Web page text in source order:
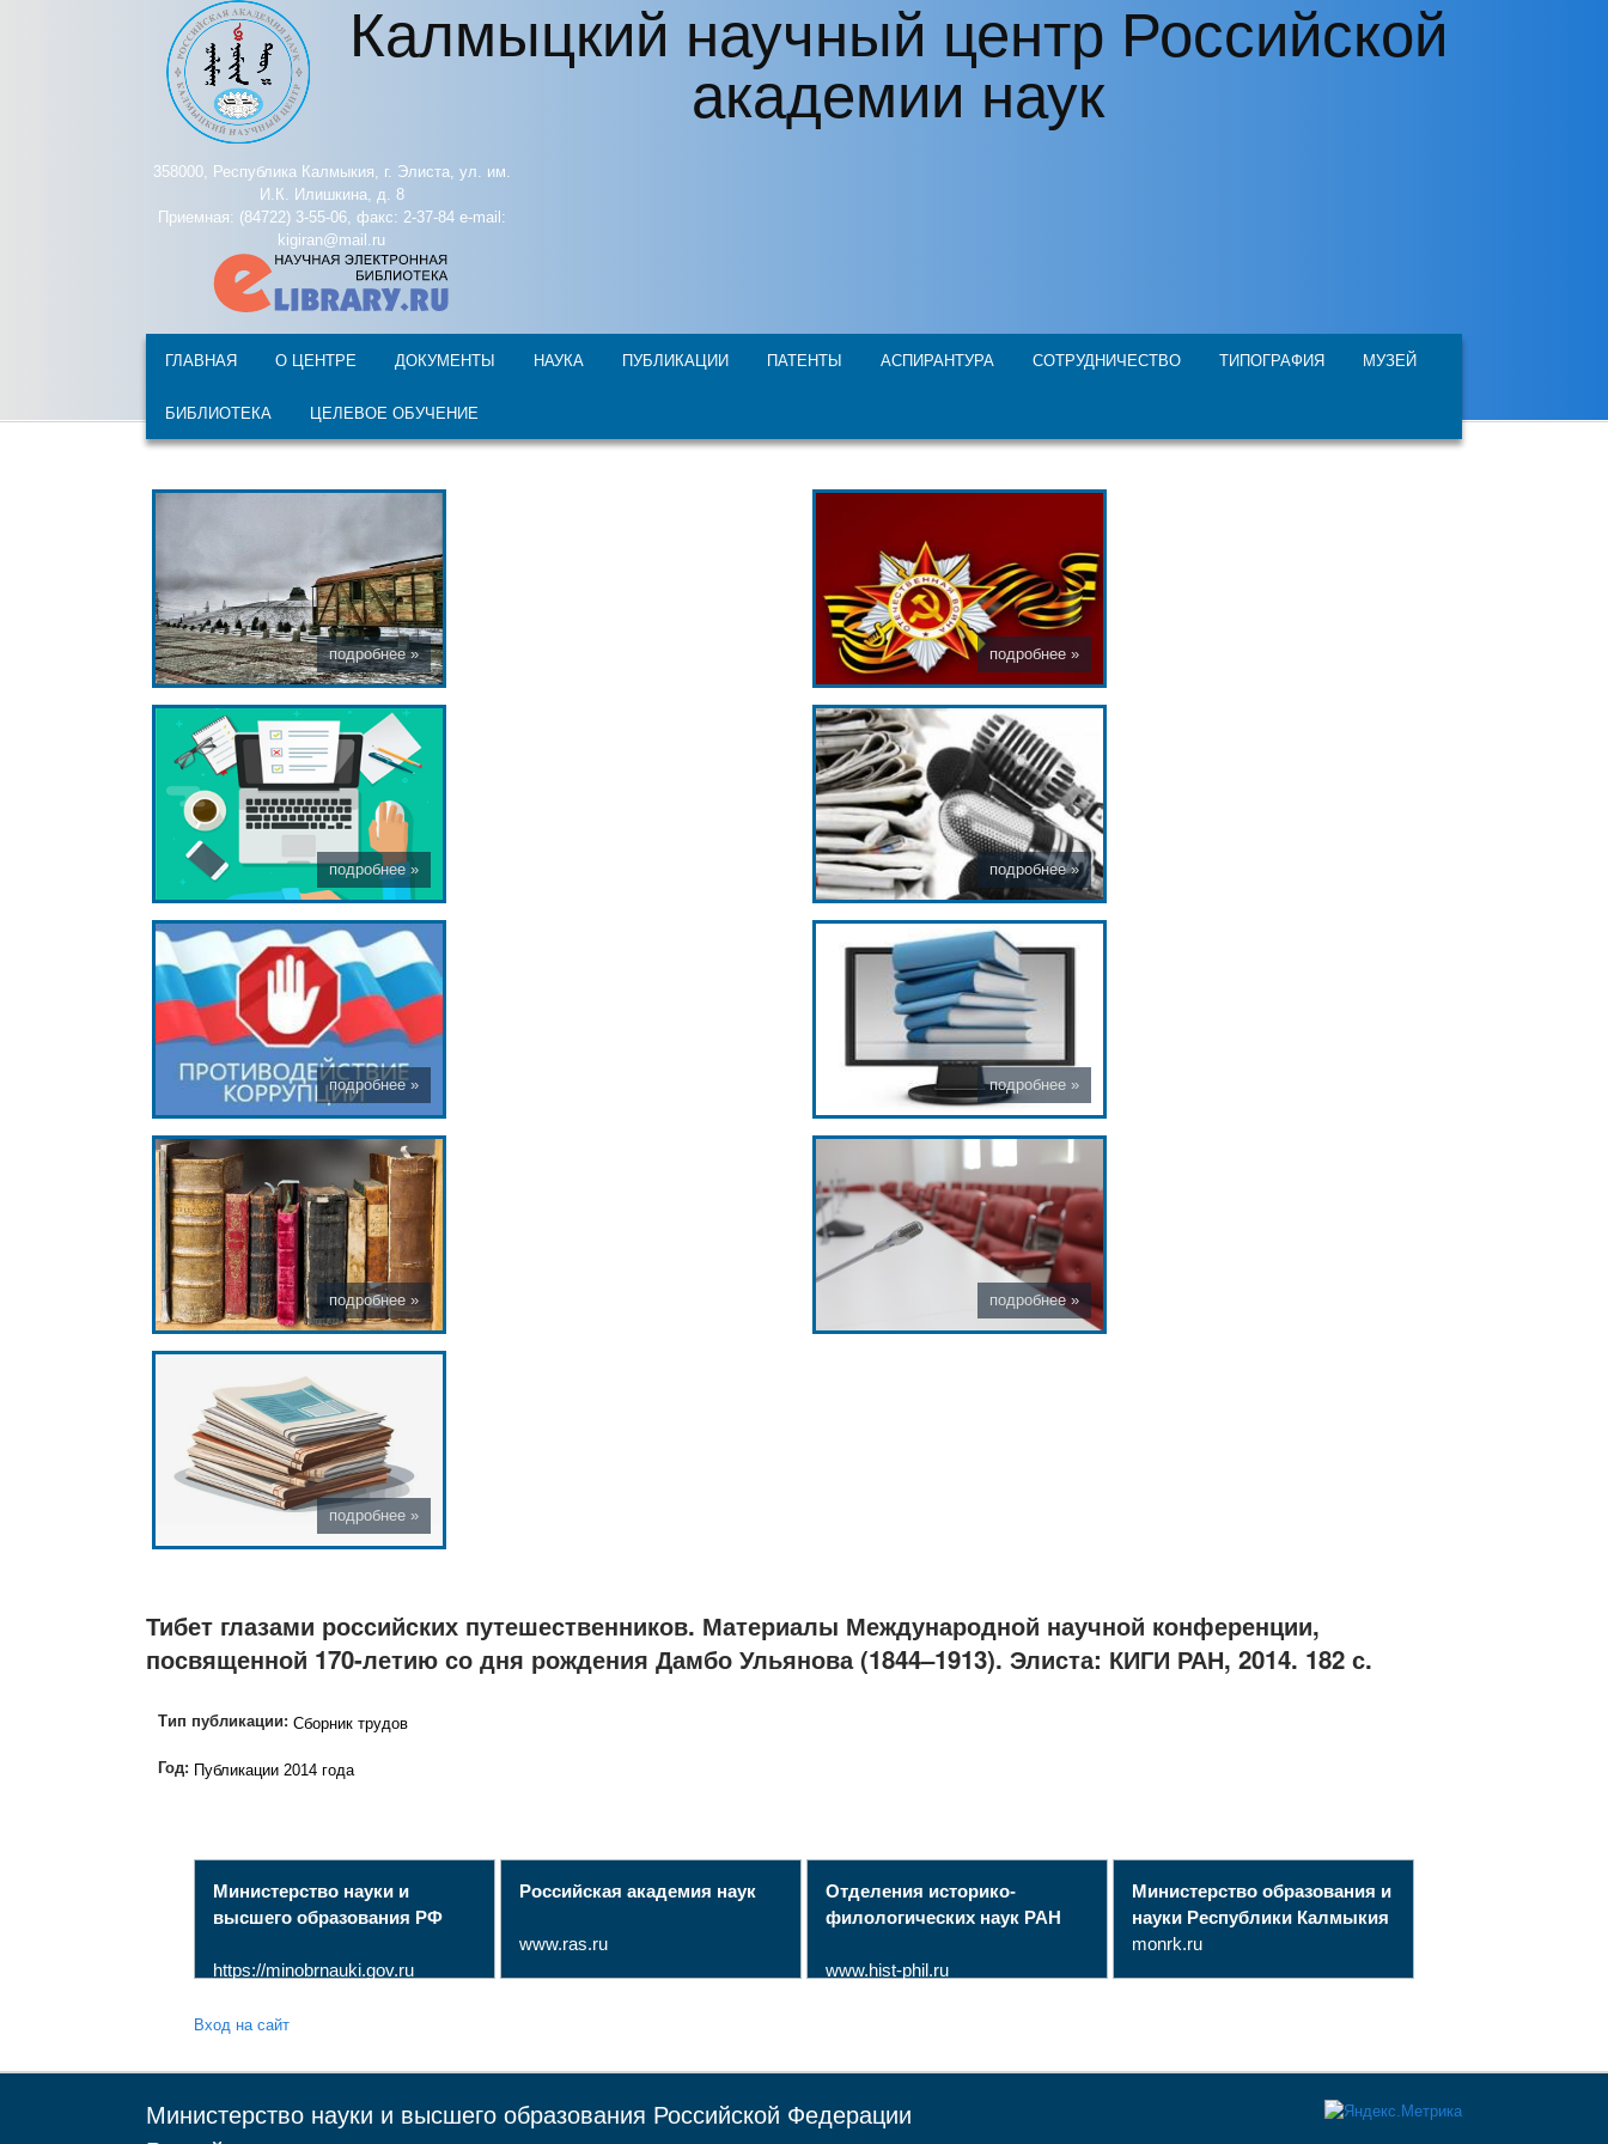
Перейти к основному содержанию Калмыцкий научный центр Российской
академии наук
358000, Республика Калмыкия, г. Элиста, ул. им.
И.К. Илишкина, д. 8
Приемная: (84722) 3-55-06, факс: 2-37-84 e-mail:
kigiran@mail.ru
ГЛАВНАЯ О ЦЕНТРЕ ДОКУМЕНТЫ НАУКА ПУБЛИКАЦИИ ПАТЕНТЫ АСПИРАНТУРА СОТРУДНИЧЕСТВО ТИПОГРАФИЯ МУЗЕЙ
БИБЛИОТЕКА ЦЕЛЕВОЕ ОБУЧЕНИЕ
Тибет глазами российских путешественников. Материалы Международной научной конференции,
посвященной 170-летию со дня рождения Дамбо Ульянова (1844–1913). Элиста: КИГИ РАН, 2014. 182 с.
Тип публикации: Сборник трудов
Год: Публикации 2014 года
Министерство науки и
высшего образования РФ
https://minobrnauki.gov.ru
Российская академия наук
www.ras.ru
Отделения историко-
филологических наук РАН
www.hist-phil.ru
Министерство образования и
науки Республики Калмыкия
monrk.ru
Вход на сайт
Министерство науки и высшего образования Российской Федерации